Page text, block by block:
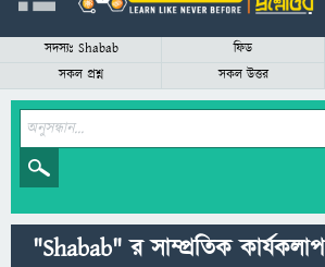
সদস্যঃ Shabab ফিড
সকল প্রশ্ন
সকল উত্তর
"Shabab" র সাম্প্রতিক কার্যকলাপ